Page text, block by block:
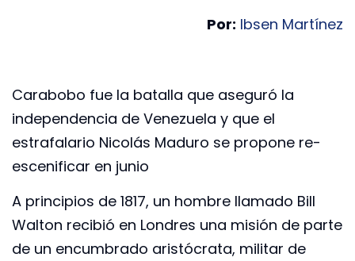
Por: Ibsen Martínez
Carabobo fue la batalla que aseguró la
independencia de Venezuela y que el
estrafalario Nicolás Maduro se propone re-
escenificar en junio
A principios de 1817, un hombre llamado Bill
Walton recibió en Londres una misión de parte
de un encumbrado aristócrata, militar de